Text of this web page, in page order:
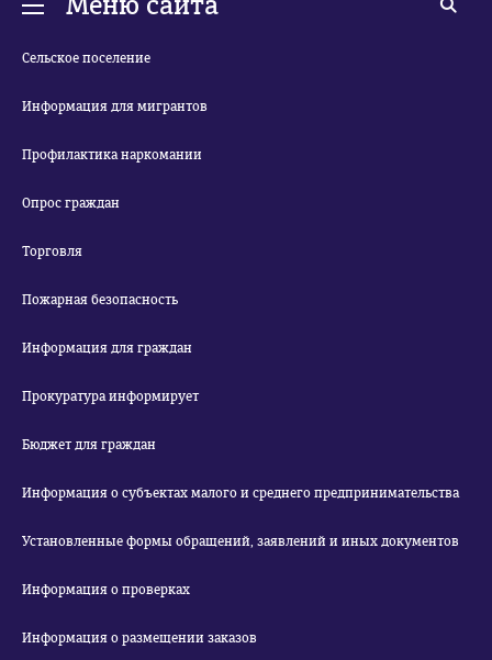
Сельское поселение
Информация для мигрантов
Профилактика наркомании
Опрос граждан
Торговля
Пожарная безопасность
Информация для граждан
Прокуратура информирует
Бюджет для граждан
Информация о субъектах малого и среднего предпринимательства
Установленные формы обращений, заявлений и иных документов
Информация о проверках
Информация о размещении заказов